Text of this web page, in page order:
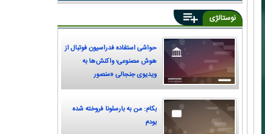
نوستالژی
حواشی استفاده فدراسیون فوتبال از
هوش مصنوعی؛ واکنش‌ها به
ویدیوی جنجالی «منصور
پورحیدری»
بکام: من به بارسلونا فروخته شده
بودم